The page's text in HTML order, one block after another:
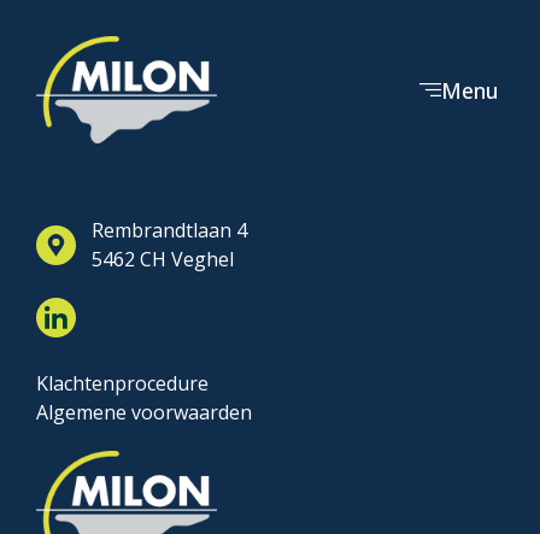
Menu
Rembrandtlaan 4
5462 CH Veghel
Klachtenprocedure
Algemene voorwaarden